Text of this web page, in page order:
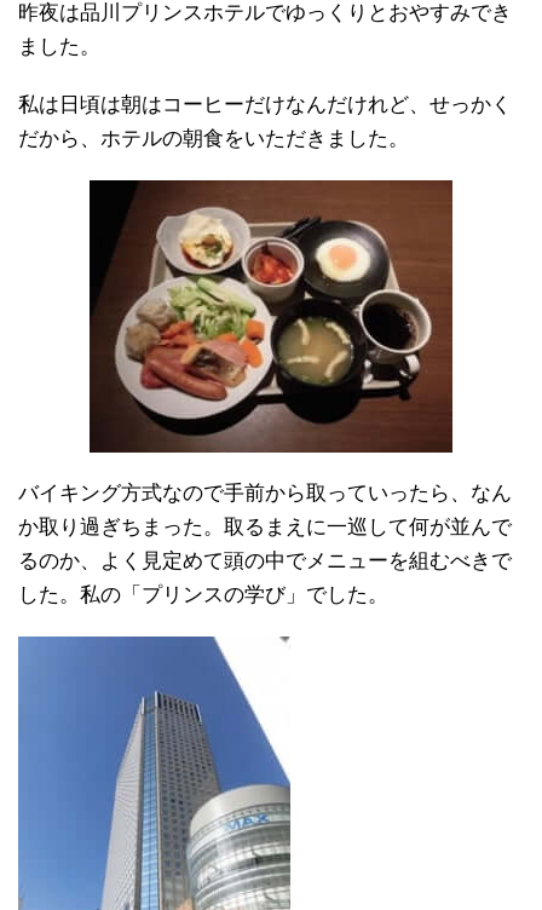
昨夜は品川プリンスホテルでゆっくりとおやすみでき
ました。
私は日頃は朝はコーヒーだけなんだけれど、せっかく
だから、ホテルの朝食をいただきました。
バイキング方式なので手前から取っていったら、なん
か取り過ぎちまった。取るまえに一巡して何が並んで
るのか、よく見定めて頭の中でメニューを組むべきで
した。私の「プリンスの学び」でした。